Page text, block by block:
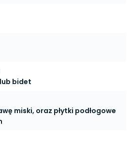
bidet
miski, oraz płytki podłogowe